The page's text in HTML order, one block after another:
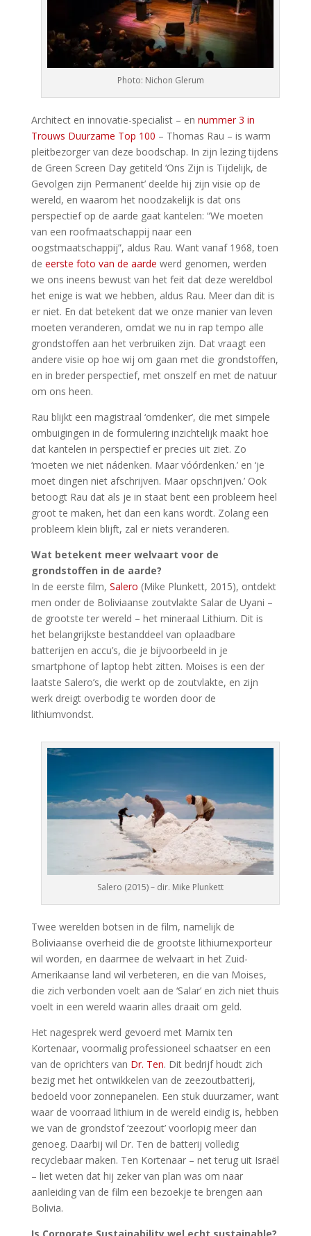
Photo: Nichon Glerum
Architect en innovatie-specialist – en nummer 3 in
Trouws Duurzame Top 100 – Thomas Rau – is warm
pleitbezorger van deze boodschap. In zijn lezing tijdens
de Green Screen Day getiteld ‘Ons Zijn is Tijdelijk, de
Gevolgen zijn Permanent’ deelde hij zijn visie op de
wereld, en waarom het noodzakelijk is dat ons
perspectief op de aarde gaat kantelen: “We moeten
van een roofmaatschappij naar een
oogstmaatschappij”, aldus Rau. Want vanaf 1968, toen
de eerste foto van de aarde werd genomen, werden
we ons ineens bewust van het feit dat deze wereldbol
het enige is wat we hebben, aldus Rau. Meer dan dit is
er niet. En dat betekent dat we onze manier van leven
moeten veranderen, omdat we nu in rap tempo alle
grondstoffen aan het verbruiken zijn. Dat vraagt een
andere visie op hoe wij om gaan met die grondstoffen,
en in breder perspectief, met onszelf en met de natuur
om ons heen.
Rau blijkt een magistraal ‘omdenker’, die met simpele
ombuigingen in de formulering inzichtelijk maakt hoe
dat kantelen in perspectief er precies uit ziet. Zo
‘moeten we niet nádenken. Maar vóórdenken.’ en ‘je
moet dingen niet afschrijven. Maar opschrijven.’ Ook
betoogt Rau dat als je in staat bent een probleem heel
groot te maken, het dan een kans wordt. Zolang een
probleem klein blijft, zal er niets veranderen.
Wat betekent meer welvaart voor de
grondstoffen in de aarde?
In de eerste film, Salero (Mike Plunkett, 2015), ontdekt
men onder de Boliviaanse zoutvlakte Salar de Uyani –
de grootste ter wereld – het mineraal Lithium. Dit is
het belangrijkste bestanddeel van oplaadbare
batterijen en accu’s, die je bijvoorbeeld in je
smartphone of laptop hebt zitten. Moises is een der
laatste Salero’s, die werkt op de zoutvlakte, en zijn
werk dreigt overbodig te worden door de
lithiumvondst.
Salero (2015) – dir. Mike Plunkett
Twee werelden botsen in de film, namelijk de
Boliviaanse overheid die de grootste lithiumexporteur
wil worden, en daarmee de welvaart in het Zuid-
Amerikaanse land wil verbeteren, en die van Moises,
die zich verbonden voelt aan de ‘Salar’ en zich niet thuis
voelt in een wereld waarin alles draait om geld.
Het nagesprek werd gevoerd met Marnix ten
Kortenaar, voormalig professioneel schaatser en een
van de oprichters van Dr. Ten. Dit bedrijf houdt zich
bezig met het ontwikkelen van de zeezoutbatterij,
bedoeld voor zonnepanelen. Een stuk duurzamer, want
waar de voorraad lithium in de wereld eindig is, hebben
we van de grondstof ‘zeezout’ voorlopig meer dan
genoeg. Daarbij wil Dr. Ten de batterij volledig
recyclebaar maken. Ten Kortenaar – net terug uit Israël
– liet weten dat hij zeker van plan was om naar
aanleiding van de film een bezoekje te brengen aan
Bolivia.